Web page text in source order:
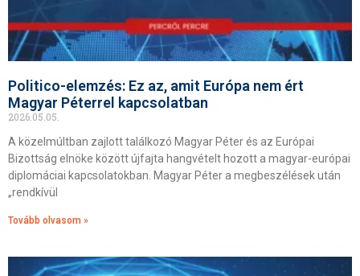
Politico-elemzés: Ez az, amit Európa nem ért
Magyar Péterrel kapcsolatban
2026.05.05.
A közelmúltban zajlott találkozó Magyar Péter és az Európai
Bizottság elnöke között újfajta hangvételt hozott a magyar-európai
diplomáciai kapcsolatokban. Magyar Péter a megbeszélések után
„rendkívül
Tovább olvasom »